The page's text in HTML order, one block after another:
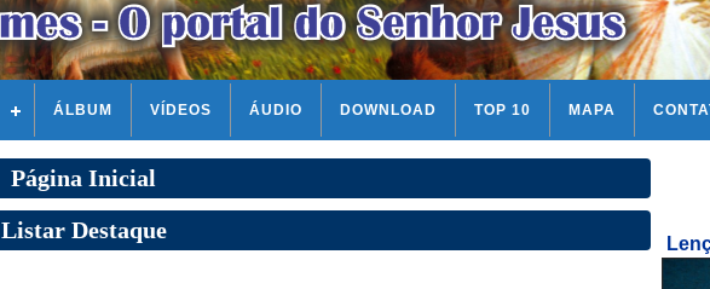
ÁLBUM VÍDEOS ÁUDIO DOWNLOAD TOP 10 MAPA
Página Inicial
Listar Destaque